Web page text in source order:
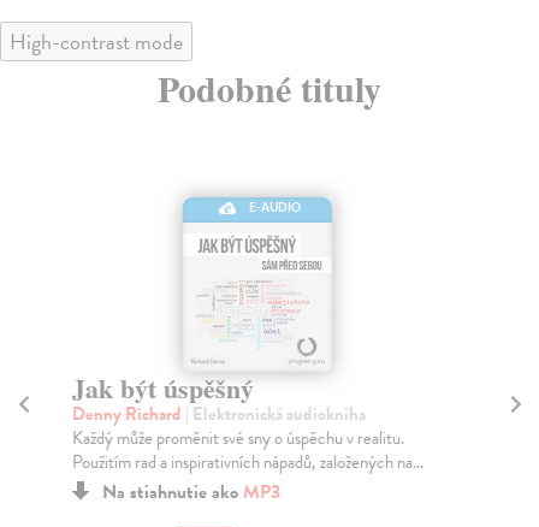
High-contrast mode
Podobné tituly
E-AUDIO
Jak být úspěšný
Denny Richard | Elektronická audiokniha
Každý může proměnit své sny o úspěchu v realitu.
Použitím rad a inspirativních nápadů, založených na...
Na stiahnutie akoMP3